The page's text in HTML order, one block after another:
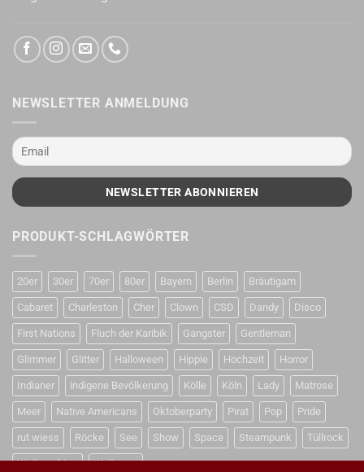
NEWSLETTER ANMELDUNG
PRODUKT-SCHLAGWÖRTER
20er 30er 70er 80er Bayern Berlin Bräutigam
Cabaret Charleston Cher Clown CSD Dandy Disco
First Nations Fluch der Karibik Gangster Gentleman
Glimmer Glitter Halloween Hippie Hochzeit Horror
Indianer indigene Bevölkerung Kölle Köln Lady Matrose
Meer Native Americans Oktoberparty Pirat Pop Pride
rut wiess Röcke See Show Space Steampunk Tüllrock
Weihnachten Weltraum